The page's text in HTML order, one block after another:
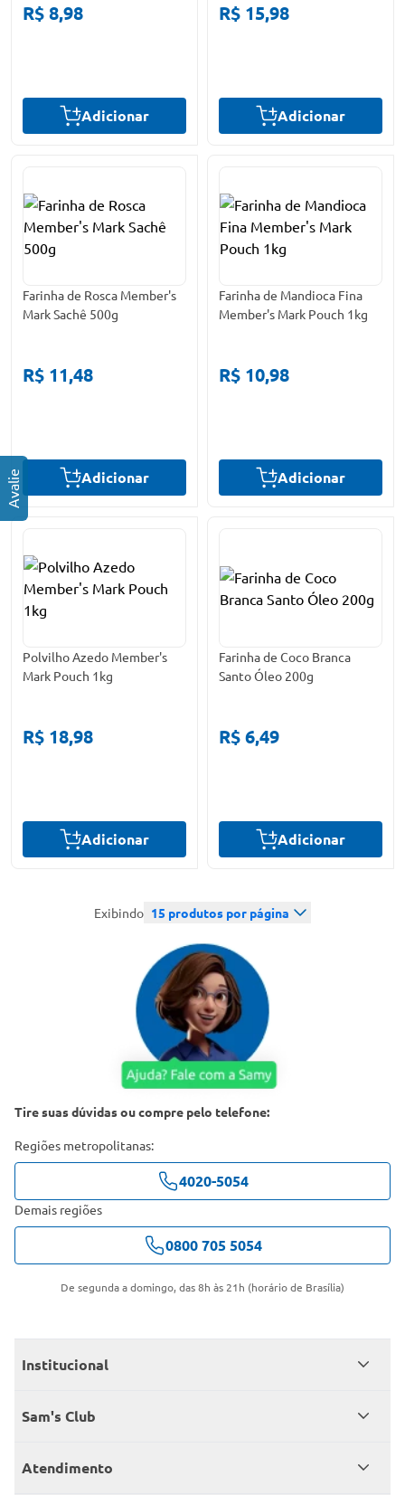
R$ 8,98
Adicionar
R$ 15,98
Adicionar
Farinha de Rosca Member's
Mark Sachê 500g
R$ 11,48
Adicionar
Farinha de Mandioca Fina
Member's Mark Pouch 1kg
R$ 10,98
Adicionar
Polvilho Azedo Member's
Mark Pouch 1kg
R$ 18,98
Adicionar
Farinha de Coco Branca
Santo Óleo 200g
R$ 6,49
Adicionar
Exibindo 15 produtos por página
Tire suas dúvidas ou compre pelo telefone:
Regiões metropolitanas:
4020-5054
Demais regiões
0800 705 5054
De segunda a domingo, das 8h às 21h (horário de Brasília)
Institucional
Quem somos
Sam's Club
Seja sócio
Atendimento